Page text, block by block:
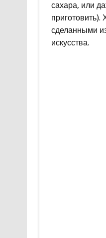
сахара, или
сделанными
искусства.